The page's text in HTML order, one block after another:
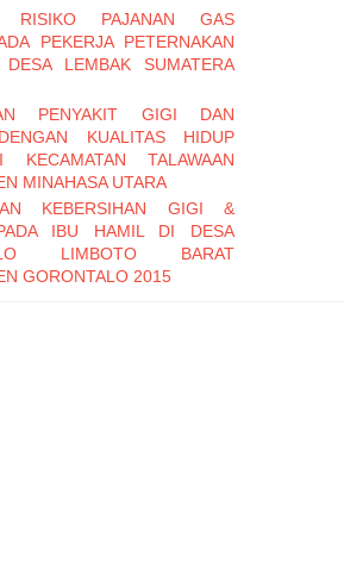
RISIKO PAJANAN GAS
PEKERJA PETERNAKAN
LEMBAK SUMATERA
PENYAKIT GIGI DAN
KUALITAS HIDUP
TALAWAAN
MINAHASA UTARA
KEBERSIHAN GIGI &
IBU HAMIL DI DESA
LIMBOTO BARAT
GORONTALO 2015